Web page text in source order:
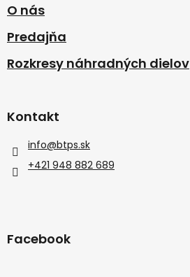
O nás
Predajňa
Rozkresy náhradných dielov
Kontakt
info@btps.sk
+421 948 882 689
Facebook